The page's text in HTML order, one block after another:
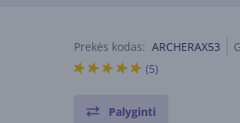
Prekės kodas: ARCHERAX53
(5)
Palyginti